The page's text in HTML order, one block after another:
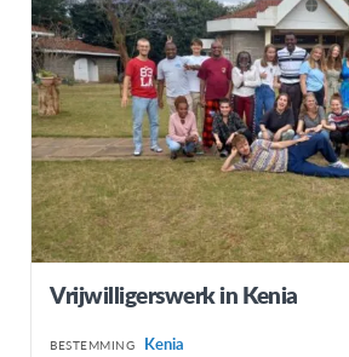
Vrijwilligerswerk in Kenia
BESTEMMING Kenia